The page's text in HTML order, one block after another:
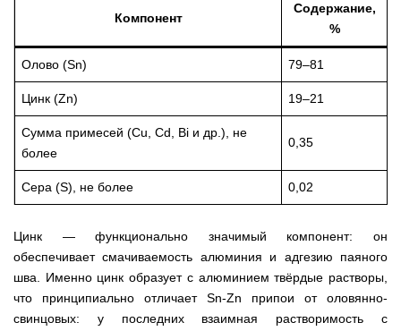
Компонент
Содержание,
%
Олово (Sn) 79–81
Цинк (Zn) 19–21
Сумма примесей (Cu, Cd, Bi и др.), не
более
0,35
Сера (S), не более 0,02
Цинк — функционально значимый компонент: он
обеспечивает смачиваемость алюминия и адгезию паяного
шва. Именно цинк образует с алюминием твёрдые растворы,
что принципиально отличает Sn-Zn припои от оловянно-
свинцовых: у последних взаимная растворимость с